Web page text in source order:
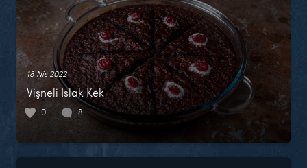
18 Nis 2022
Vişneli Islak Kek
0 8